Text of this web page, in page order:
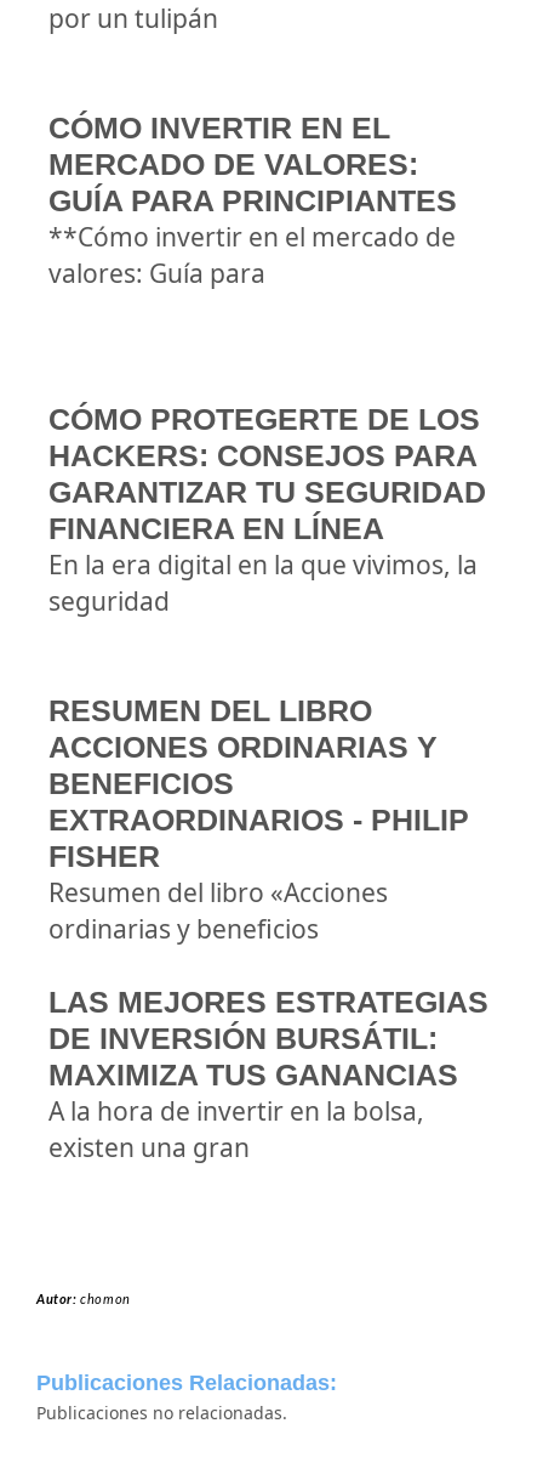
por un tulipán
CÓMO INVERTIR EN EL
MERCADO DE VALORES:
GUÍA PARA PRINCIPIANTES
**Cómo invertir en el mercado de
valores: Guía para
CÓMO PROTEGERTE DE LOS
HACKERS: CONSEJOS PARA
GARANTIZAR TU SEGURIDAD
FINANCIERA EN LÍNEA
En la era digital en la que vivimos, la
seguridad
RESUMEN DEL LIBRO
ACCIONES ORDINARIAS Y
BENEFICIOS
EXTRAORDINARIOS - PHILIP
FISHER
Resumen del libro «Acciones
ordinarias y beneficios
LAS MEJORES ESTRATEGIAS
DE INVERSIÓN BURSÁTIL:
MAXIMIZA TUS GANANCIAS
A la hora de invertir en la bolsa,
existen una gran
Autor:chomon
Publicaciones Relacionadas:
Publicaciones no relacionadas.